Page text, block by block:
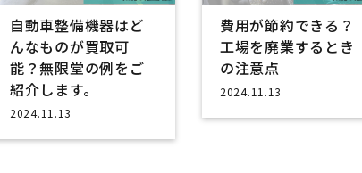
自動車整備機器はど
んなものが買取可
能？無限堂の例をご
紹介します。
2024.11.13
費用が節約できる？
工場を廃業するとき
の注意点
2024.11.13